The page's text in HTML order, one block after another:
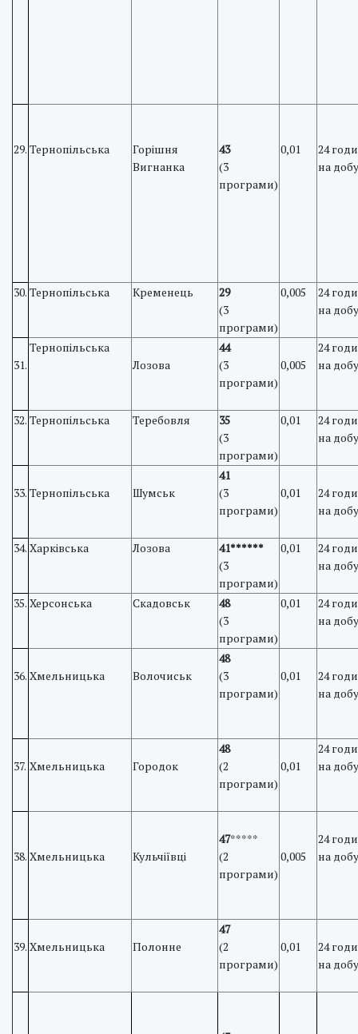
29. Тернопільська
Горішня
Вигнанка
43
(3
програми)
0,01
24
на добу
30. Тернопільська Кременець
29
(3
програми)
0,005
24
на добу
31.
Тернопільська
Лозова
44
(3
програми)
0,005
24
на добу
32. Тернопільська Теребовля
35
(3
програми)
0,01
24
на добу
33. Тернопільська Шумськ
41
(3
програми)
0,01
24
на добу
34. Харківська Лозова
41******
(3
програми)
0,01
24
на добу
35. Херсонська Скадовськ
48
(3
програми)
0,01
24
на добу
36. Хмельницька Волочиськ
48
(3
програми)
0,01
24
на добу
37. Хмельницька Городок
48
(2
програми)
0,01
24
на добу
38. Хмельницька Кульчіївці
47*****
(2
програми)
0,005
24
на добу
39. Хмельницька Полонне
47
(2
програми)
0,01
24
на добу